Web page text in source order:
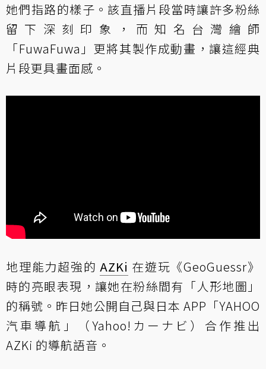
她們指路的樣子。該直播片段當時讓許多粉絲
留下深刻印象，而知名台灣繪師
「FuwaFuwa」更將其製作成動畫，讓這經典
片段更具畫面感。
地理能力超強的 AZKi 在遊玩《GeoGuessr》
時的亮眼表現，讓她在粉絲間有「人形地圖」
的稱號。昨日她公開自己與日本 APP「YAHOO
汽車導航」（Yahoo!カーナビ）合作推出
AZKi 的導航語音。